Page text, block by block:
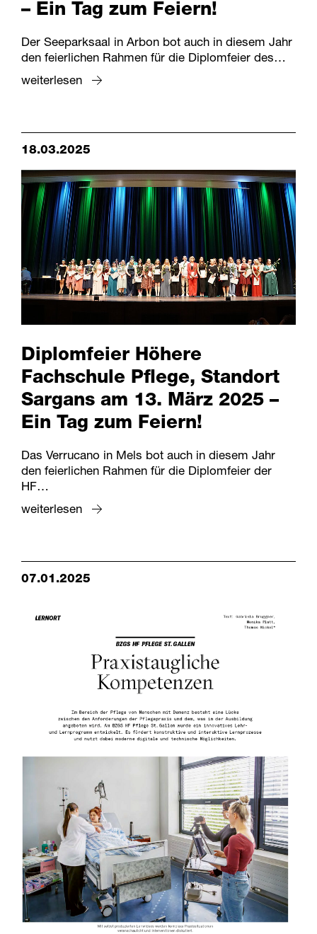
– Ein Tag zum Feiern!
Der Seeparksaal in Arbon bot auch in diesem Jahr
den feierlichen Rahmen für die Diplomfeier des…
weiterlesen
18.03.2025
Diplomfeier Höhere
Fachschule Pflege, Standort
Sargans am 13. März 2025 –
Ein Tag zum Feiern!
Das Verrucano in Mels bot auch in diesem Jahr
den feierlichen Rahmen für die Diplomfeier der
HF…
weiterlesen
07.01.2025